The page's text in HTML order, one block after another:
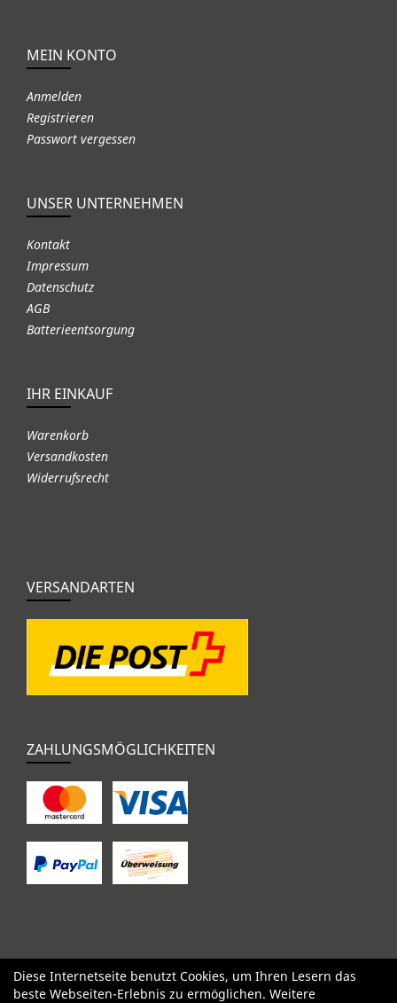
MEIN KONTO
Anmelden
Registrieren
Passwort vergessen
UNSER UNTERNEHMEN
Kontakt
Impressum
Datenschutz
AGB
Batterieentsorgung
IHR EINKAUF
Warenkorb
Versandkosten
Widerrufsrecht
VERSANDARTEN
ZAHLUNGSMÖGLICHKEITEN
SALE Specialized Factor Cervélo BMC Orbea
Yeti
Diese Internetseite benutzt Cookies, um Ihren Lesern das
beste Webseiten-Erlebnis zu ermöglichen. Weitere